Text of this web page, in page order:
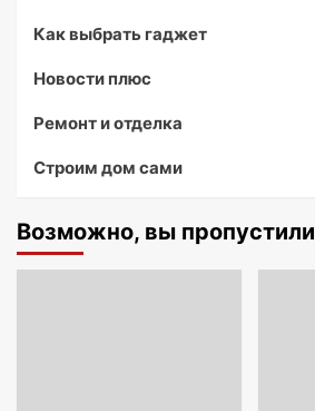
Как выбрать гаджет
Новости плюс
Ремонт и отделка
Строим дом сами
Возможно, вы пропустили